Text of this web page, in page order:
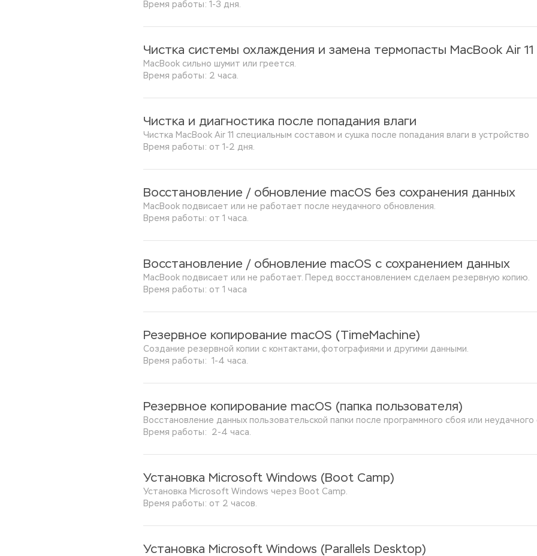
Время работы: 1-3 дня.
Чистка системы охлаждения и замена термопасты MacBook Air 11
MacBook сильно шумит или греется.
Время работы: 2 часа.
Чистка и диагностика после попадания влаги
Чистка MacBook Air 11 специальным составом и сушка после попадания влаги в устройство
Время работы: от 1-2 дня.
Восстановление / обновление macOS без сохранения данных
MacBook подвисает или не работает после неудачного обновления.
Время работы: от 1 часа.
Восстановление / обновление macOS с сохранением данных
MacBook подвисает или не работает. Перед восстановлением сделаем резервную копию.
Время работы: от 1 часа
Резервное копирование macOS (TimeMachine)
Создание резервной копии с контактами, фотографиями и другими данными.
Время работы:  1-4 часа.
Резервное копирование macOS (папка пользователя)
Восстановление данных пользовательской папки после программного сбоя или неудачного
Время работы:  2-4 часа.
Установка Microsoft Windows (Boot Camp)
Установка Microsoft Windows через Boot Camp.
Время работы: от 2 часов.
Установка Microsoft Windows (Parallels Desktop)